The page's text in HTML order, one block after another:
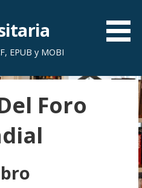
EPUB y MOBI
Foro